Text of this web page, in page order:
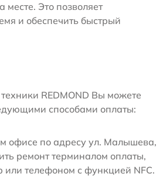
месте. Это позволяет
и обеспечить быстрый
REDMOND Вы можете
способами оплаты:
офисе по адресу ул. Малышева,
ремонт терминалом оплаты,
или телефоном с функцией NFC.